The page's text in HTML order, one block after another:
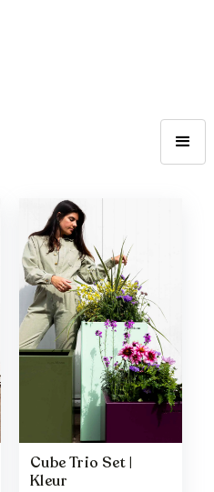
Cube Trio Set |
Kleur